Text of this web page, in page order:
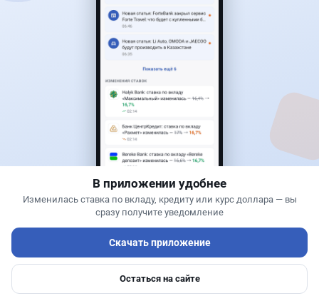
18
4 августа 2026 г., 10:17
Въезд в Казахстан изменят: иностранцам
понадобится разрешение
Ипотеки Авто
В приложении удобнее
Изменилась ставка по вкладу, кредиту или курс доллара — вы
сразу получите уведомление
Скачать приложение
Остаться на сайте